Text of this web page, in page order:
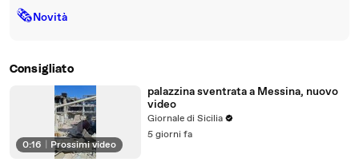
🗞Novità
Consigliato
0:16 Prossimi video
palazzina sventrata a Messina, nuovo
video
Giornale di Sicilia
5 giorni fa